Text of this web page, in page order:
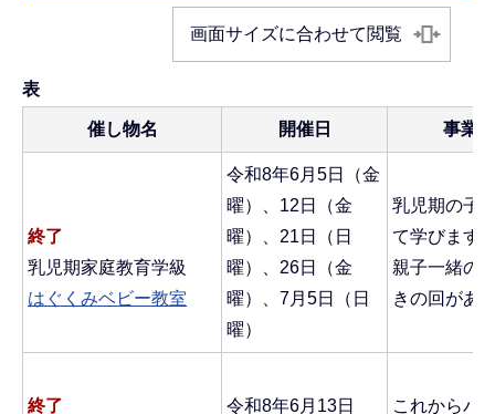
画面サイズに合わせて閲覧
表
催し物名 開催日 事業
終了
乳児期家庭教育学級
はぐくみベビー教室
令和8年6月5日（金
曜）、12日（金
曜）、21日（日
曜）、26日（金
曜）、7月5日（日
曜）
乳児期の子
て学びます
親子一緒の
きの回があ
終了 令和8年6月13日 これからパ